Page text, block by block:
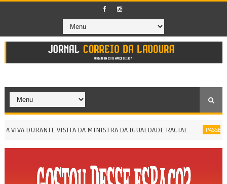
DURANTE VISITA DA MINISTRA DA IGUALDADE RACIAL PASSEIO